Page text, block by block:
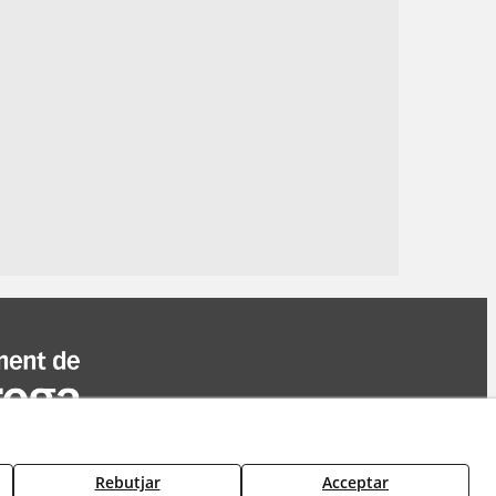
Rebutjar Acceptar